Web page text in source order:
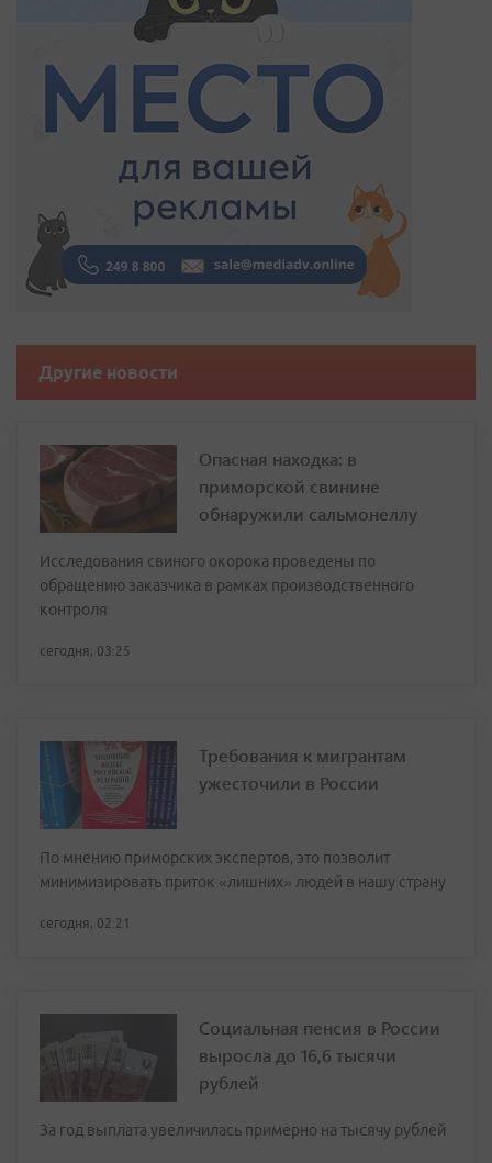
Другие новости
Опасная находка: в
приморской свинине
обнаружили сальмонеллу
Исследования свиного окорока проведены по
обращению заказчика в рамках производственного
контроля
сегодня, 03:25
Требования к мигрантам
ужесточили в России
По мнению приморских экспертов, это позволит
минимизировать приток «лишних» людей в нашу страну
сегодня, 02:21
Социальная пенсия в России
выросла до 16,6 тысячи
рублей
За год выплата увеличилась примерно на тысячу рублей